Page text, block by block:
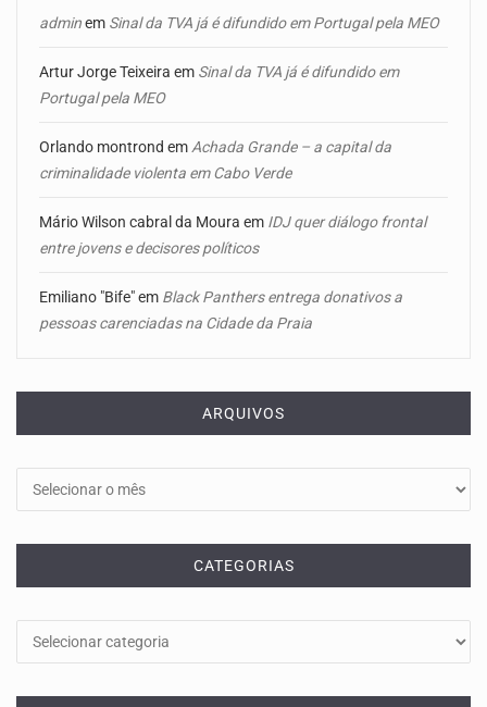
adminem Sinal da TVA já é difundido em Portugal pela MEO
Artur Jorge Teixeira em Sinal da TVA já é difundido em
Portugal pela MEO
Orlando montrond em Achada Grande – a capital da
criminalidade violenta em Cabo Verde
Mário Wilson cabral da Moura em IDJ quer diálogo frontal
entre jovens e decisores políticos
Emiliano "Bife"em Black Panthers entrega donativos a
pessoas carenciadas na Cidade da Praia
ARQUIVOS
CATEGORIAS